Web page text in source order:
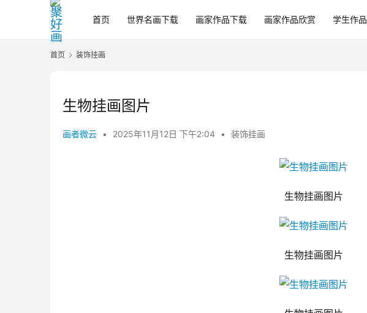
首页 世界名画下载 画家作品下载 画家作品欣赏 学生作品
首页 装饰挂画
生物挂画图片
画者微云 • 2025年11月12日 下午2:04 • 装饰挂画
生物挂画图片
生物挂画图片